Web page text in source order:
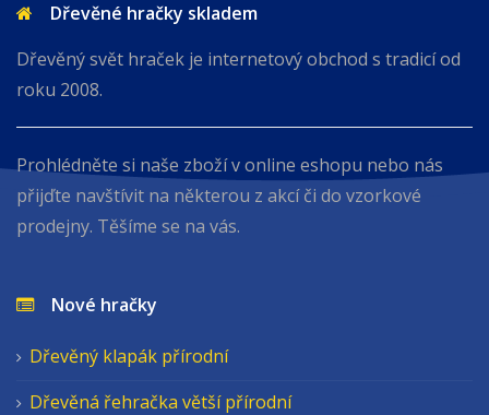
Dřevěné hračky skladem
Dřevěný svět hraček je internetový obchod s tradicí od
roku 2008.
Prohlédněte si naše zboží v online eshopu nebo nás
přijďte navštívit na některou z akcí či do vzorkové
prodejny. Těšíme se na vás.
Nové hračky
Dřevěný klapák přírodní
Dřevěná řehračka větší přírodní